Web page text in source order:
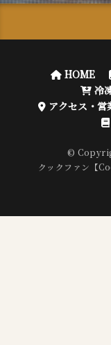
HOME
冷
アクセス・営
©
クックファン【